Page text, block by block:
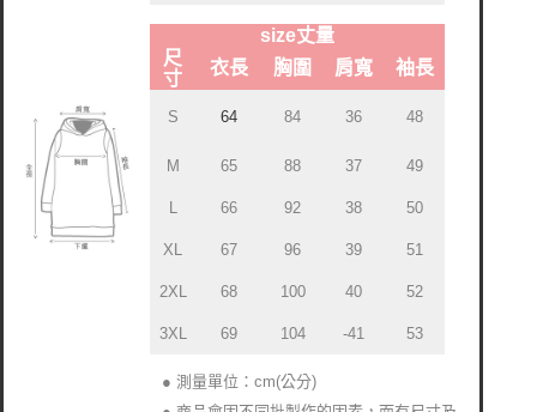
size丈量
尺
寸
衣長 胸圍 肩寬 袖長
S 64 84 36 48
M 65 88 37 49
66 92 38 50
XL 67 96 39 51
2XL 68 100 40 52
3XL 69 104 -41 53
● 測量單位：cm(公分)